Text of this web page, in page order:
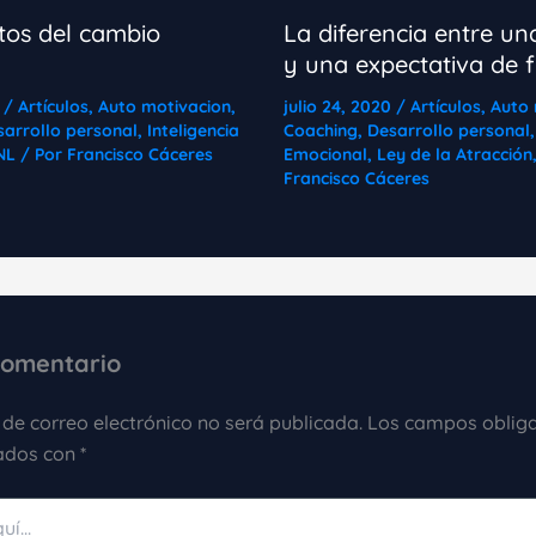
del cambio
/ Artículos, Auto motivacion,
personal, Inteligencia
/ Por Francisco Cáceres
La diferencia entre
y una expectativa de
julio 24, 2020 / Artículos, Auto
Coaching, Desarrollo personal
Emocional, Ley de la Atracción
Francisco Cáceres
correo electrónico no será publicada. Los campos
con *